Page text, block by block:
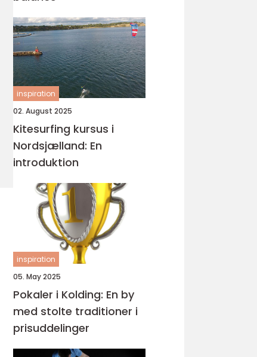
inspiration
02. August 2025
Kitesurfing kursus i
Nordsjælland: En
introduktion
inspiration
05. May 2025
Pokaler i Kolding: En by
med stolte traditioner i
prisuddelinger